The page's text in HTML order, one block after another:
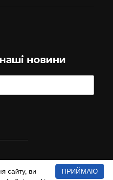
новини
2016-2022
з сайту обов'язкове пряме
ПРИЙМАЮ
сайту, ви